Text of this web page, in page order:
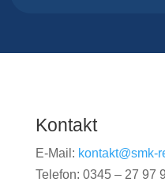
Kontakt
E-Mail: kontakt@smk-
Telefon: 0345 – 27 97